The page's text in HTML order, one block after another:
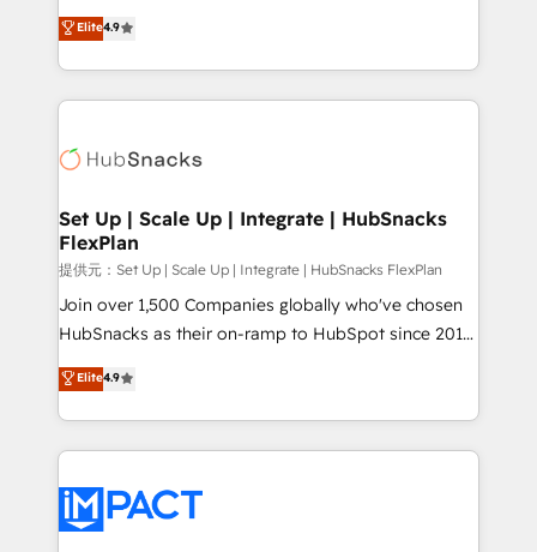
and CRM migration from any platform •
Client/member portals built on HubSpot • Custom
WooCommerce, BuilderTrend, and more Experience
the difference — reach out to see how AI + HubSpot
From HubSpot onboarding, to training, from
developing a new website to lead generation and
digital marketing; we do it all (and with great
results)! In short, our services include: - HubSpot
HubSpot development: websites, custom modules,
marketing, advertising, campaigns, content and
design We connect people, data and technology to
improve customer experiences. With our bright
people, exciting ideas and can-do mentality, we
ensure revenue growth on a daily basis. So tell us
team of 100+ experts is ready for you! Driving digital
growth | www.brightdigital.com
Elite4.9
Set Up | Scale Up | Integrate | HubSnacks
FlexPlan
提供元：Set Up | Scale Up | Integrate | HubSnacks FlexPlan
Join over 1,500 Companies globally who've chosen
HubSnacks as their on-ramp to HubSpot since 2014
Simple pay-as-you-go plans that accelerate value...
1️⃣ Set Up | Onboarding New or Check-fixing existing
HubSpot portals 2️⃣ Scale Up | 100% HubSpot Task
Execution... Global 24/7 ... All Experts 3️⃣ Integrate |
Slash months from your API Integration project... ⬅️
Click "Contact Business" ⬅️ to access 150+ Kickstart
Elite4.9